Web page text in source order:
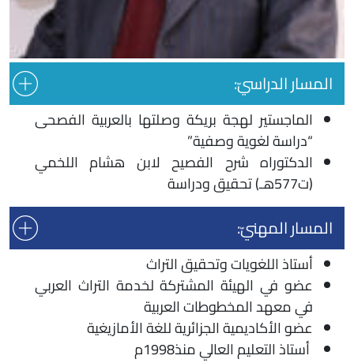
المسار الدراسيّ:
الماجستير لهجة بريكة وصلتها بالعربية الفصحى
“دراسة لغوية وصفية”
الدكتوراه شرح الفصيح لابن هشام اللخمي
(ت577هـ) تحقيق ودراسة
المسار المهنيّ:
أستاذ اللغويات وتحقيق التراث
عضو في الهيئة المشتركة لخدمة التراث العربي
في معهد المخطوطات العربية
عضو الأكاديمية الجزائرية للغة الأمازيغية
أستاذ التعليم العالي منذ1998م